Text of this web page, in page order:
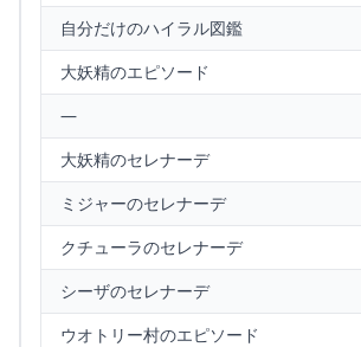
自分だけのハイラル図鑑
大妖精のエピソード
—
大妖精のセレナーデ
ミジャーのセレナーデ
クチューラのセレナーデ
シーザのセレナーデ
ウオトリー村のエピソード